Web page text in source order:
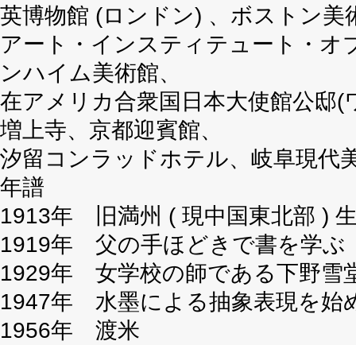
英博物館 (ロンドン) 、ボストン美
アート・インスティテュート・
ンハイム美術館、
在アメリカ合衆国日本大使館公邸
増上寺、京都迎賓館、
汐留コンラッドホテル、岐阜現
年譜
1913年 旧満州 ( 現中国東北部 )
1919年 父の手ほどきで書を学ぶ
1929年 女学校の師である下野雪
1947年 水墨による抽象表現を始
1956年 渡米